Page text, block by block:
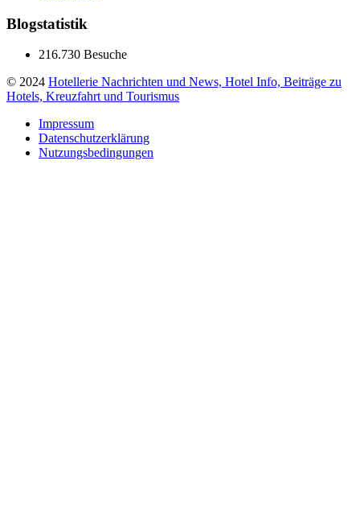
Blogstatistik
216.730 Besuche
© 2024 Hotellerie Nachrichten und News, Hotel Info, Beiträge zu
Hotels, Kreuzfahrt und Tourismus
Impressum
Datenschutzerklärung
Nutzungsbedingungen